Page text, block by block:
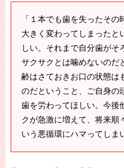
「１本でも歯を失ったそ
大きく変わってしまったと
しい。それまで自分歯がそ
サクサクとは噛めないのだ
齢はさておきお口の状態は
のだということ、ご自身の
歯を労わってほしい。今後
クが急激に増えて、将来順
いう悪循環にハマってしま